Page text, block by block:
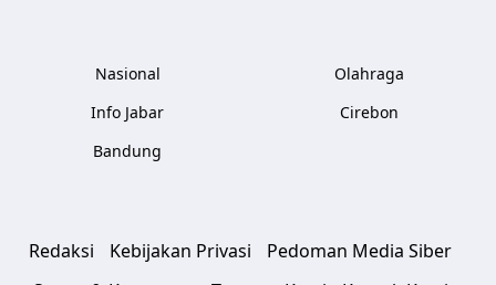
Nasional
Info Jabar
Bandung
Olahraga
Cirebon
Redaksi Kebijakan Privasi
Pedoman Media Siber